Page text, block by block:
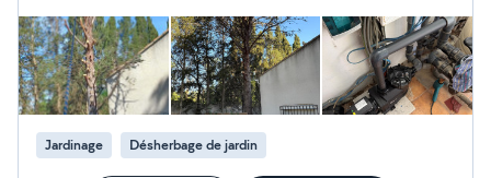
Jardinage Désherbage de jardin